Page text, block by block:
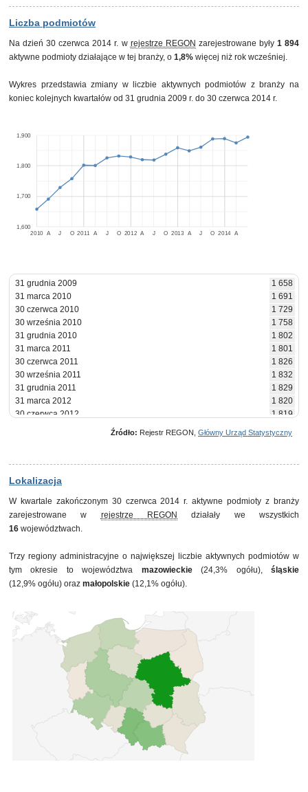
Liczba podmiotów
Na dzień 30 czerwca 2014 r. w rejestrze REGON zarejestrowane były 1 894
aktywne podmioty działające w tej branży, o 1,8% więcej niż rok wcześniej.
Wykres przedstawia zmiany w liczbie aktywnych podmiotów z branży na
koniec kolejnych kwartałów od 31 grudnia 2009 r. do 30 czerwca 2014 r.
2010 2011 2012 2013 2014
A J O A J O A J O A J O A
1,600
1,700
1,800
1,900
31 grudnia 2009
1 658
31 marca 2010
1 691
30 czerwca 2010
1 729
30 września 2010
1 758
31 grudnia 2010
1 802
31 marca 2011
1 801
30 czerwca 2011
1 826
30 września 2011
1 832
31 grudnia 2011
1 829
31 marca 2012
1 820
30 czerwca 2012
1 819
30 czerwca 2013
1 861
30 września 2013
31 marca 2014
1 875
30 czerwca 2014
1 894
Źródło: Rejestr REGON, Główny Urząd Statystyczny
Lokalizacja
W kwartale zakończonym 30 czerwca 2014 r. aktywne podmioty z branży
zarejestrowane w rejestrze REGON
działały we wszystkich
16 województwach.
Trzy regiony administracyjne o największej liczbie aktywnych podmiotów w
tym okresie to województwa mazowieckie(24,3% ogółu),śląskie
(12,9% ogółu) oraz małopolskie (12,1% ogółu).